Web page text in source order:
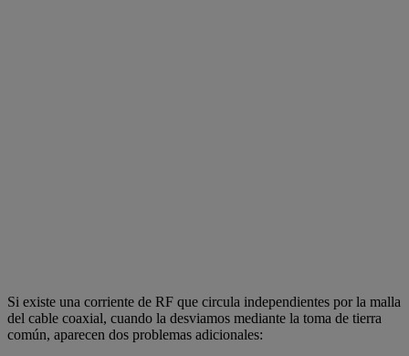
Si existe una corriente de RF que circula independientes por la malla
del cable coaxial, cuando la desviamos mediante la toma de tierra
común, aparecen dos problemas adicionales: